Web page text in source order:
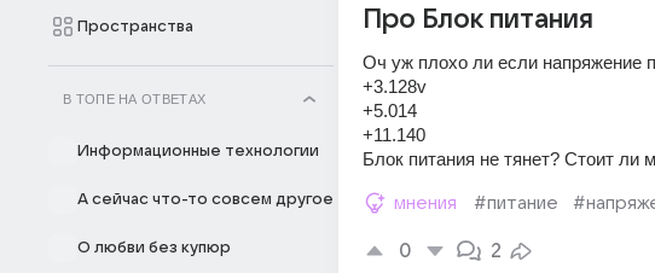
Пространства
В ТОПЕ НА ОТВЕТАХ
Информационные технологии
А сейчас что-то совсем другое
О любви без купюр
Про Блок питания
Оч уж плохо ли если напряжение
+3.128v
+5.014
+11.140
Блок питания не тянет? Стоит ли
мнения #питание
0 2